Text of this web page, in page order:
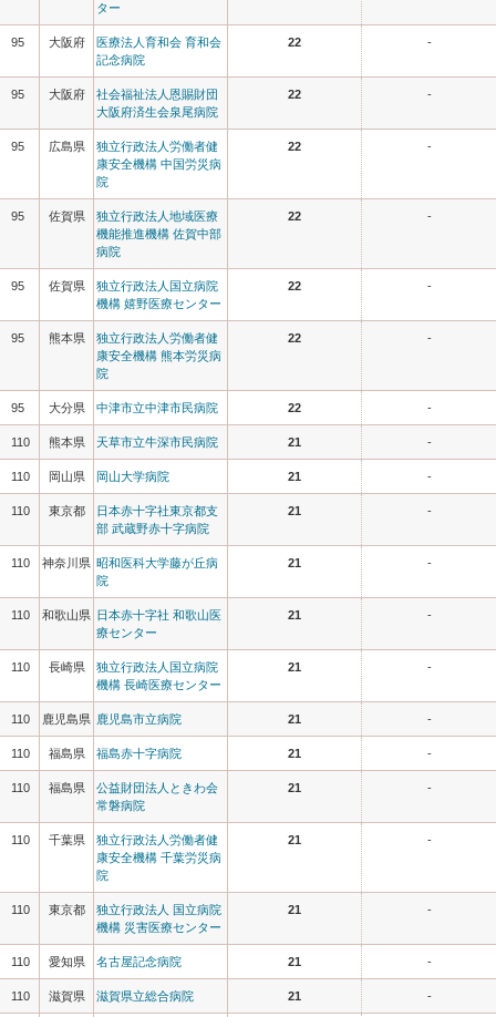
ター
95 大阪府
医療法人育和会 育和会
記念病院
22 -
95 大阪府
社会福祉法人恩賜財団
大阪府済生会泉尾病院
22 -
95 広島県
独立行政法人労働者健
康安全機構 中国労災病
院
22 -
95 佐賀県
独立行政法人地域医療
機能推進機構 佐賀中部
病院
22 -
95 佐賀県
独立行政法人国立病院
機構 嬉野医療センター
22 -
95 熊本県
独立行政法人労働者健
康安全機構 熊本労災病
院
22 -
95 大分県 中津市立中津市民病院 22 -
110 熊本県 天草市立牛深市民病院 21 -
110 岡山県 岡山大学病院 21 -
110 東京都
日本赤十字社東京都支
部 武蔵野赤十字病院
21 -
110 神奈川県 昭和医科大学藤が丘病
院
21 -
110 和歌山県 日本赤十字社 和歌山医
療センター
21 -
110 長崎県
独立行政法人国立病院
機構 長崎医療センター
21 -
110 鹿児島県 鹿児島市立病院 21 -
110 福島県 福島赤十字病院 21 -
110 福島県
公益財団法人ときわ会
常磐病院
21 -
110 千葉県
独立行政法人労働者健
康安全機構 千葉労災病
院
21 -
110 東京都
独立行政法人 国立病院
機構 災害医療センター
21 -
110 愛知県 名古屋記念病院 21 -
110 滋賀県 滋賀県立総合病院 21 -